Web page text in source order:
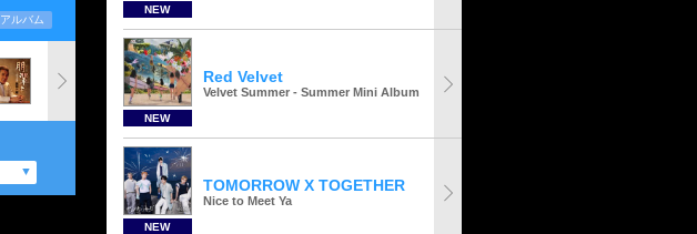
アルバム
NEW
NEW
Red Velvet
Velvet Summer - Summer Mini Album
NEW
TOMORROW X TOGETHER
Nice to Meet Ya